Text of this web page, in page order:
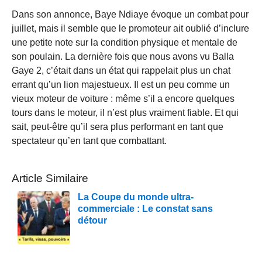
Dans son annonce, Baye Ndiaye évoque un combat pour
juillet, mais il semble que le promoteur ait oublié d’inclure
une petite note sur la condition physique et mentale de
son poulain. La dernière fois que nous avons vu Balla
Gaye 2, c’était dans un état qui rappelait plus un chat
errant qu’un lion majestueux. Il est un peu comme un
vieux moteur de voiture : même s’il a encore quelques
tours dans le moteur, il n’est plus vraiment fiable. Et qui
sait, peut-être qu’il sera plus performant en tant que
spectateur qu’en tant que combattant.
Article Similaire
La Coupe du monde ultra-
commerciale : Le constat sans
détour